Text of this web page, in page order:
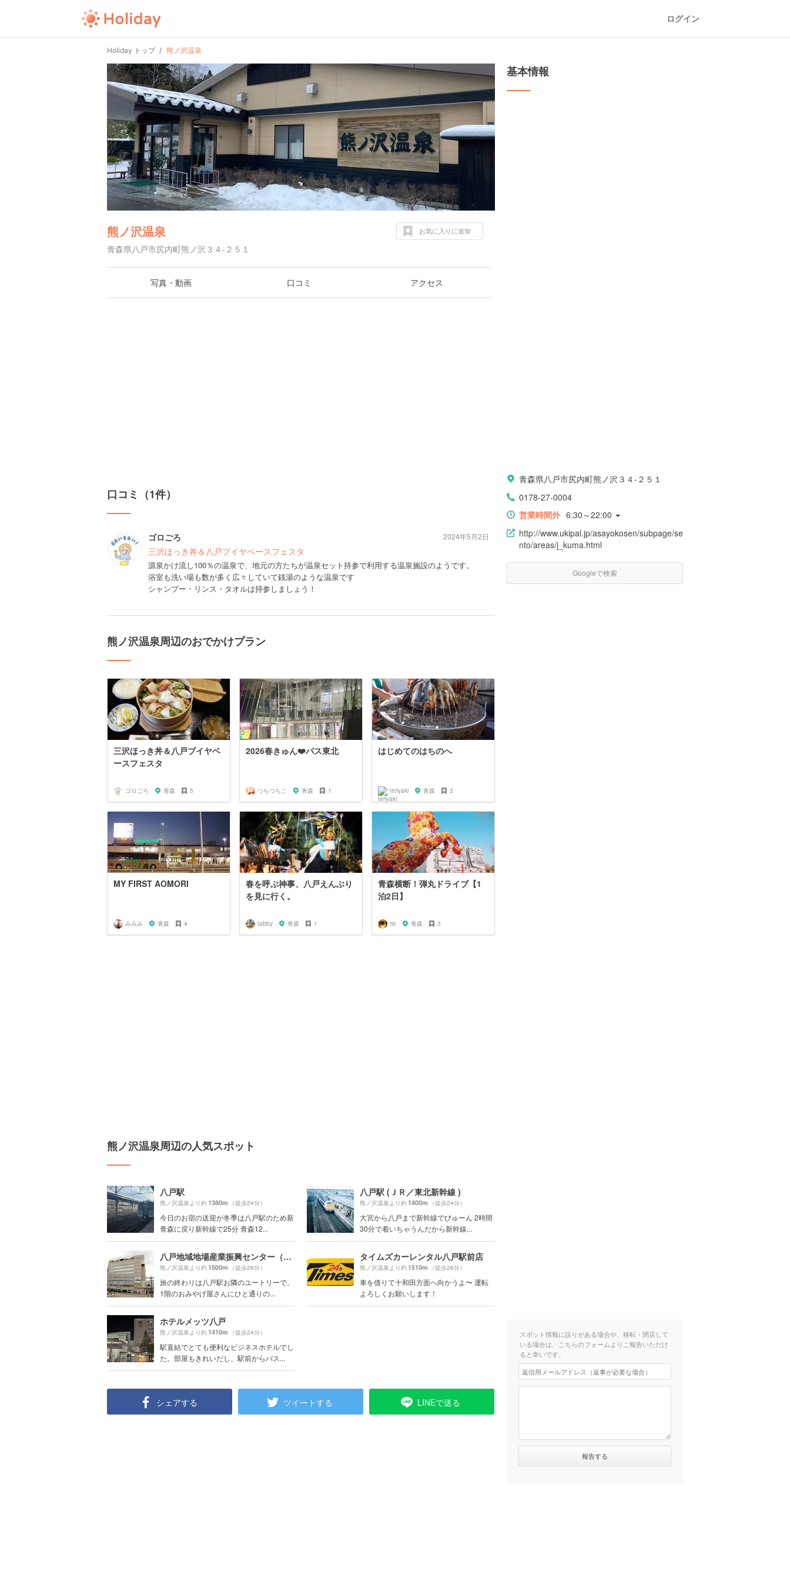
ログイン
Holiday トップ 熊ノ沢温泉
熊ノ沢温泉
青森県八戸市尻内町熊ノ沢３４-２５１
お気に入りに追加
写真・動画 口コミ アクセス
口コミ（1件）
ゴロごろ
三沢ほっき丼＆八戸ブイヤベースフェスタ
源泉かけ流し100％の温泉で、地元の方たちが温泉セット持参で利用する温泉施設のようです。
浴室も洗い場も数が多く広々していて銭湯のような温泉です
シャンプー・リンス・タオルは持参しましょう！
2024年5月2日
熊ノ沢温泉周辺のおでかけプラン
三沢ほっき丼＆八戸ブイヤベ
ースフェスタ
ゴロごろ 青森 5
2026春きゅん❤️パス東北
つちつちこ 青森 1
はじめてのはちのへ
teriyaki 青森 3
MY FIRST AOMORI
みみみ 青森 4
春を呼ぶ神事、八戸えんぶり
を見に行く。
tabby 青森 1
青森横断！弾丸ドライブ【1
泊2日】
rie 青森 3
熊ノ沢温泉周辺の人気スポット
八戸駅
熊ノ沢温泉より約1380m （徒歩24分）
今日のお宿の送迎が冬季は八戸駅のため新
青森に戻り新幹線で25分 青森12...
八戸駅 (ＪＲ／東北新幹線 )
熊ノ沢温泉より約1400m （徒歩24分）
大宮から八戸まで新幹線でびゅーん 2時間
30分で着いちゃうんだから新幹線...
八戸地域地場産業振興センター（ユートリー）
熊ノ沢温泉より約1500m （徒歩26分）
旅の終わりは八戸駅お隣のユートリーで。
1階のおみやげ屋さんにひと通りの...
タイムズカーレンタル八戸駅前店
熊ノ沢温泉より約1510m （徒歩26分）
車を借りて十和田方面へ向かうよ〜 運転
よろしくお願いします！
ホテルメッツ八戸
熊ノ沢温泉より約1410m （徒歩24分）
駅直結でとても便利なビジネスホテルでし
た。部屋もきれいだし、駅前からバス...
シェアする ツイートする LINEで送る
基本情報
青森県八戸市尻内町熊ノ沢３４-２５１
0178-27-0004
営業時間外 6:30～22:00
http://www.ukipal.jp/asayokosen/subpage/se
nto/areas/j_kuma.html
Googleで検索
スポット情報に誤りがある場合や、移転・閉店して
いる場合は、こちらのフォームよりご報告いただけ
ると幸いです。